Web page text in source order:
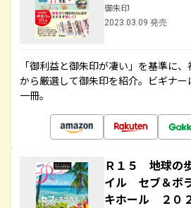
御朱印
2023.03.09 発売
「御利益と御朱印が凄い」を基準に
から厳選して御朱印を紹介。ビギナ
一冊。
Ｒ１５ 地球の
イル セブ＆ボ
キホール ２０